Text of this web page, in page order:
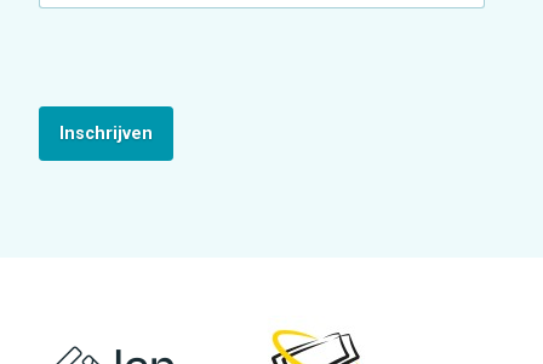
Inschrijven